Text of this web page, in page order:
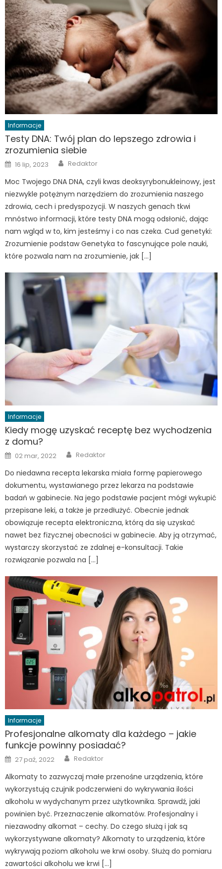
Informacje
Testy DNA: Twój plan do lepszego zdrowia i
zrozumienia siebie
Posted
on
16 lip, 2023 Author
Redaktor
Moc Twojego DNA DNA, czyli kwas deoksyrybonukleinowy, jest
niezwykle potężnym narzędziem do zrozumienia naszego
zdrowia, cech i predyspozycji. W naszych genach tkwi
mnóstwo informacji, które testy DNA mogą odsłonić, dając
nam wgląd w to, kim jesteśmy i co nas czeka. Cud genetyki:
Zrozumienie podstaw Genetyka to fascynujące pole nauki,
które pozwala nam na zrozumienie, jak […]
Informacje
Kiedy mogę uzyskać receptę bez wychodzenia
z domu?
Posted
on
02 mar, 2022 Author
Redaktor
Do niedawna recepta lekarska miała formę papierowego
dokumentu, wystawianego przez lekarza na podstawie
badań w gabinecie. Na jego podstawie pacjent mógł wykupić
przepisane leki, a także je przedłużyć. Obecnie jednak
obowiązuje recepta elektroniczna, którą da się uzyskać
nawet bez fizycznej obecności w gabinecie. Aby ją otrzymać,
wystarczy skorzystać ze zdalnej e-konsultacji. Takie
rozwiązanie pozwala na […]
Informacje
Profesjonalne alkomaty dla każdego – jakie
funkcje powinny posiadać?
Posted
on
27 paź, 2022 Author
Redaktor
Alkomaty to zazwyczaj małe przenośne urządzenia, które
wykorzystują czujnik podczerwieni do wykrywania ilości
alkoholu w wydychanym przez użytkownika. Sprawdź, jaki
powinien być. Przeznaczenie alkomatów. Profesjonalny i
niezawodny alkomat – cechy. Do czego służą i jak są
wykorzystywane alkomaty? Alkomaty to urządzenia, które
wykrywają poziom alkoholu we krwi osoby. Służą do pomiaru
zawartości alkoholu we krwi […]